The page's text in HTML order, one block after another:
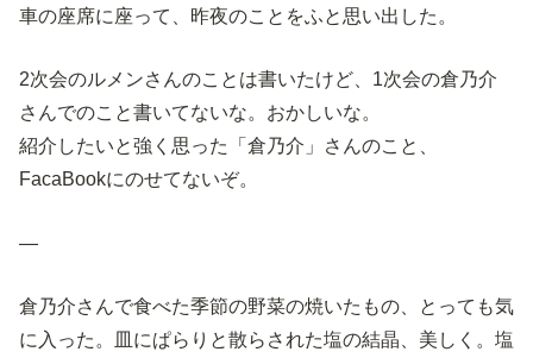
車の座席に座って、昨夜のことをふと思い出した。
2次会のルメンさんのことは書いたけど、1次会の倉乃介
さんでのこと書いてないな。おかしいな。
紹介したいと強く思った「倉乃介」さんのこと、
FacaBookにのせてないぞ。
—
倉乃介さんで食べた季節の野菜の焼いたもの、とっても気
に入った。皿にぱらりと散らされた塩の結晶、美しく。塩